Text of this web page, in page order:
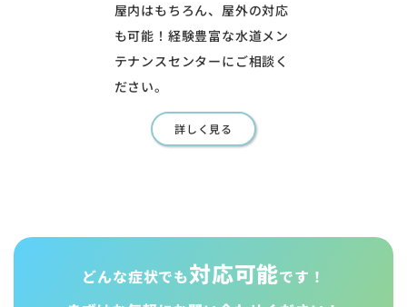
屋内はもちろん、屋外の対応
も可能！経験豊富な水道メン
テナンスセンターにご相談く
ださい。
詳しく見る
どんな症状でも対応可能です！